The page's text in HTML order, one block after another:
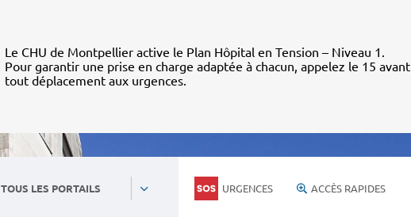
Le CHU de Montpellier active le Plan Hôpital en Tension – Niveau 1.
Pour garantir une prise en charge adaptée à chacun, appelez le 15 avant
tout déplacement aux urgences.
TOUS LES PORTAILS URGENCES ACCÈS RAPIDES